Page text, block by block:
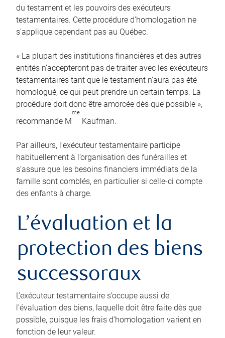
du testament et les pouvoirs des exécuteurs
testamentaires. Cette procédure d’homologation ne
s’applique cependant pas au Québec.
« La plupart des institutions financières et des autres
entités n’accepteront pas de traiter avec les exécuteurs
testamentaires tant que le testament n’aura pas été
homologué, ce qui peut prendre un certain temps. La
procédure doit donc être amorcée dès que possible »,
recommande M
me
Kaufman.
Par ailleurs, l’exécuteur testamentaire participe
habituellement à l’organisation des funérailles et
s’assure que les besoins financiers immédiats de la
famille sont comblés, en particulier si celle-ci compte
des enfants à charge.
L’évaluation et la
protection des biens
successoraux
L’exécuteur testamentaire s’occupe aussi de
l’évaluation des biens, laquelle doit être faite dès que
possible, puisque les frais d’homologation varient en
fonction de leur valeur.